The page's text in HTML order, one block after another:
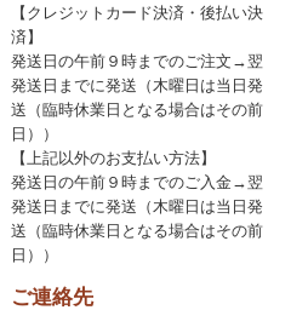
【クレジットカード決済・後払い決
済】
発送日の午前９時までのご注文→翌
発送日までに発送（木曜日は当日発
送（臨時休業日となる場合はその前
日））
【上記以外のお支払い方法】
発送日の午前９時までのご入金→翌
発送日までに発送（木曜日は当日発
送（臨時休業日となる場合はその前
日））
ご連絡先